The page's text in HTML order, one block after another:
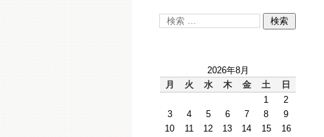
2026年8月
月
火 水 木 金 土 日
1
2
3
4 5 6 7 8
9
10
11 12 13 14 15
16